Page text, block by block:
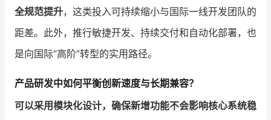
全规范提升，这类投入可持续缩小与国际一线开发团队的
距差。此外，推行敏捷开发、持续交付和自动化部署，也
是向国际“高阶”转型的实用路径。
产品研发中如何平衡创新速度与长期兼容？
可以采用模块化设计，确保新增功能不会影响核心系统稳